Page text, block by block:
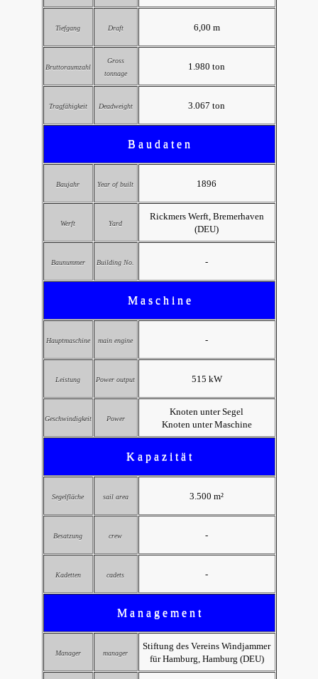
Tiefgang Draft 6,00 m
Bruttoraumzahl
Gross
tonnage
1.980 ton
Tragfähigkeit Deadweight 3.067 ton
B a u d a t e n
Baujahr Year of built 1896
Werft Yard
Rickmers Werft, Bremerhaven
(DEU)
Baunummer Building No. -
M a s c h i n e
Hauptmaschine main engine -
Leistung Power output 515 kW
Geschwindigkeit Power
Knoten unter Segel
Knoten unter Maschine
K a p a z i t ä t
Segelfläche sail area 3.500 m²
Besatzung crew -
Kadetten cadets -
M a n a g e m e n t
Manager manager
Stiftung des Vereins Windjammer
für Hamburg, Hamburg (DEU)